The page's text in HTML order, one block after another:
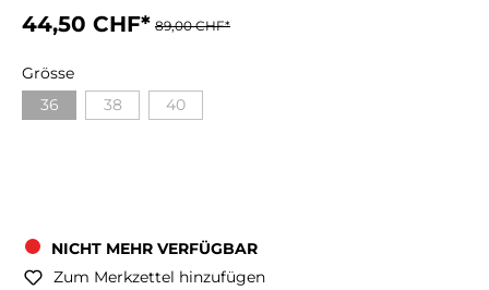
44,50 CHF* 89,00 CHF*
Grösse
36
38 40
NICHT MEHR VERFÜGBAR
Zum Merkzettel hinzufügen